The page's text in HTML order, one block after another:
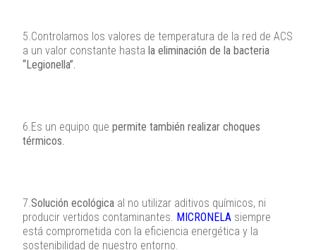
5.Controlamos los valores de temperatura de la red de ACS
a un valor constante hasta la eliminación de la bacteria
“Legionella”.
6.Es un equipo que permite también realizar choques
térmicos.
7.Solución ecológica al no utilizar aditivos químicos, ni
producir vertidos contaminantes. MICRONELA siempre
está comprometida con la eficiencia energética y la
sostenibilidad de nuestro entorno.